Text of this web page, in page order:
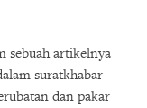
sebuah artikelnya
suratkhabar
dan pakar